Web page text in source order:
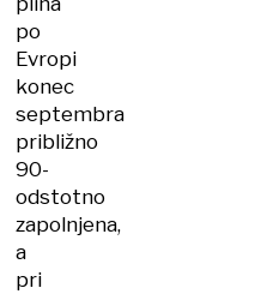
po
Evropi
konec
septembra
približno
90-
odstotno
zapolnjena,
a
pri